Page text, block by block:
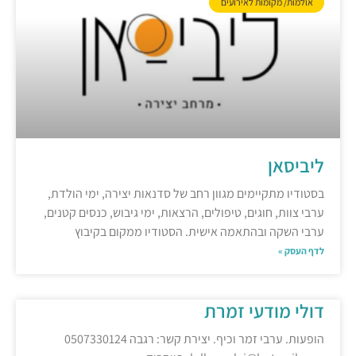
ליביסאן
בסטודיו מתקיימים מגוון רחב של סדנאות יצירה, ימי הולדת,
ערבי צוות, חוגים, טיפולים, הרצאות, ימי גיבוש, כנסים קטנים,
ערבי השקה ובהתאמה אישית. הסטודיו ממקום בקיבוץ
לדף העסק »
דולי מודעי זמרת
הופעות. ערבי זמר וכיף. יצירת קשר: רגבה 0507330124